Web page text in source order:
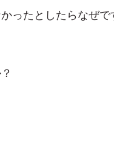
ったとしたらなぜで